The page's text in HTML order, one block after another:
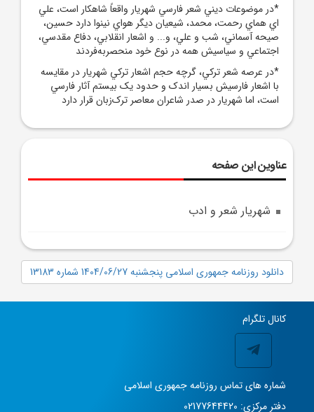
*در موضوعات ديني شعر فارسي شهريار واقعاً شاهکار است، علي‌
اي هماي رحمت، محمد، شيعيان ديگر هواي نينوا دارد حسين،
صيحه آسماني، شب و علي، و... و اشعار انقلابي، دفاع مقدسي،
اجتماعي و سياسيش همه در نوع خود منحصربه‌فردند
*در عرصه شعر ترکي، گرچه حجم اشعار ترکي‌‌ شهريار در مقايسه
با اشعار فارسيش بسيار اندک و حدود يک بيستم آثار فارسي
است، اما شهريار در صدر شاعران معاصر ترک‌زبان قرار دارد
عناوین این صفحه
شهريار شعر و ادب
دانلود روزنامه جمهوری اسلامی پنجشنبه 1404/06/27 شماره 13183
کانال تلگرام
شماره های تماس روزنامه جمهوری اسلامی
دفتر مرکزی: 02177644420